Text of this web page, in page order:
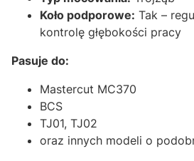
Koło podporowe: Tak –
kontrolę głębokości pracy
Pasuje do:
Mastercut MC370
BCS
TJ01, TJ02
oraz innych modeli o